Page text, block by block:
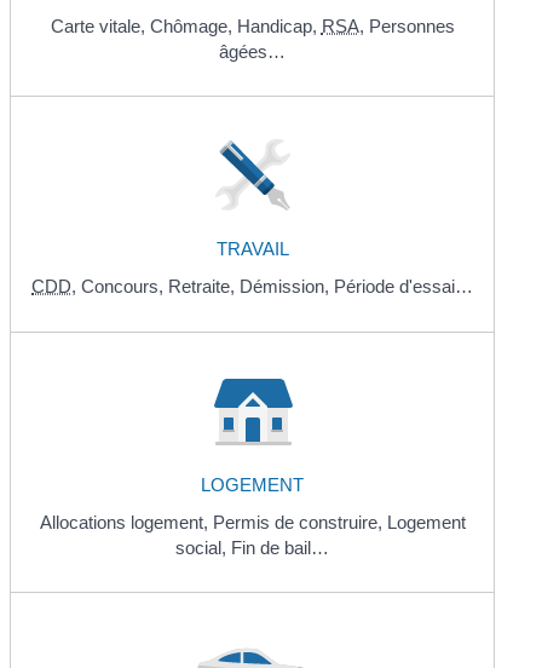
Carte vitale, Chômage, Handicap, RSA, Personnes
âgées…
TRAVAIL
CDD, Concours, Retraite, Démission, Période d'essai…
LOGEMENT
Allocations logement, Permis de construire, Logement
social, Fin de bail…